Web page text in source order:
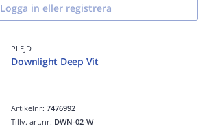
Logga in eller registrera
PLEJD
Downlight Deep Vit
Artikelnr:7476992
Tillv. art.nr: DWN-02-W